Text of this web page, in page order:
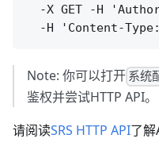
-X GET -H
Note: 你可以打开 系统
鉴权并尝试HTTP API。
请阅读SRS HTTP API了解